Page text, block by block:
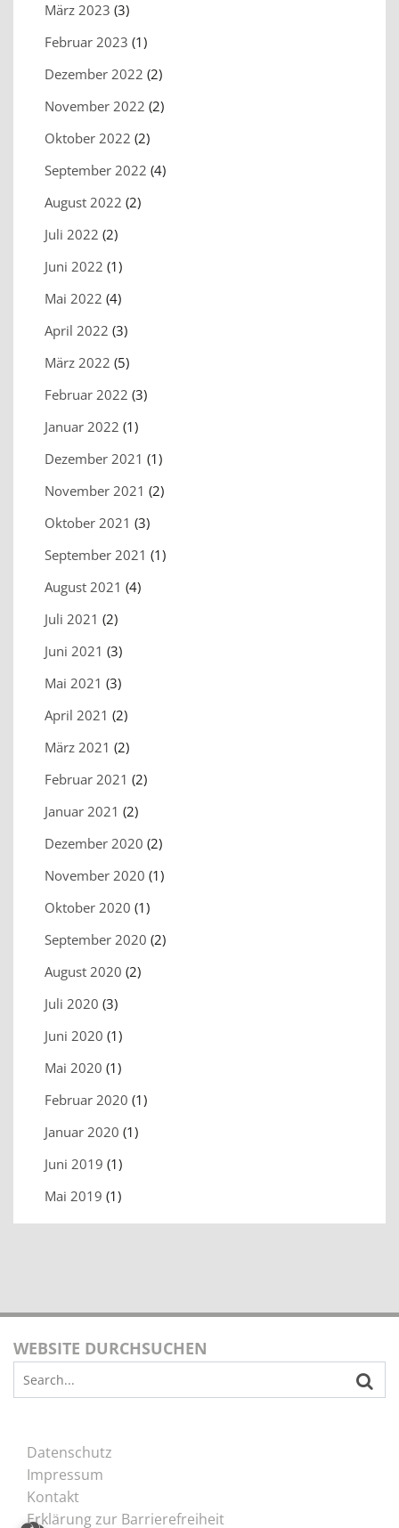
März 2023 (3)
Februar 2023 (1)
Dezember 2022 (2)
November 2022 (2)
Oktober 2022 (2)
September 2022 (4)
August 2022 (2)
Juli 2022 (2)
Juni 2022 (1)
Mai 2022 (4)
April 2022 (3)
März 2022 (5)
Februar 2022 (3)
Januar 2022 (1)
Dezember 2021 (1)
November 2021 (2)
Oktober 2021 (3)
September 2021 (1)
August 2021 (4)
Juli 2021 (2)
Juni 2021 (3)
Mai 2021 (3)
April 2021 (2)
März 2021 (2)
Februar 2021 (2)
Januar 2021 (2)
Dezember 2020 (2)
November 2020 (1)
Oktober 2020 (1)
September 2020 (2)
August 2020 (2)
Juli 2020 (3)
Juni 2020 (1)
Mai 2020 (1)
Februar 2020 (1)
Januar 2020 (1)
Juni 2019 (1)
Mai 2019 (1)
WEBSITE DURCHSUCHEN
for:
Datenschutz
Impressum
Kontakt
Erklärung zur Barrierefreiheit